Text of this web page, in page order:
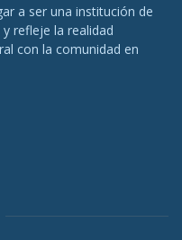
a ser una institución de
refleje la realidad
con la comunidad en